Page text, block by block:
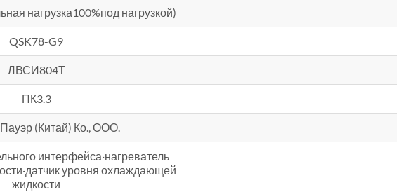
нагрузка100%под нагрузкой)
QSK78-G9
ЛВСИ804Т
ПК3.3
(Китай) Ко., ООО.
интерфейса·нагреватель
уровня охлаждающей
жидкости